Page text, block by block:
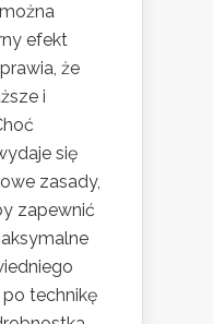
efekt
że
i
się
zasady,
zapewnić
technikę